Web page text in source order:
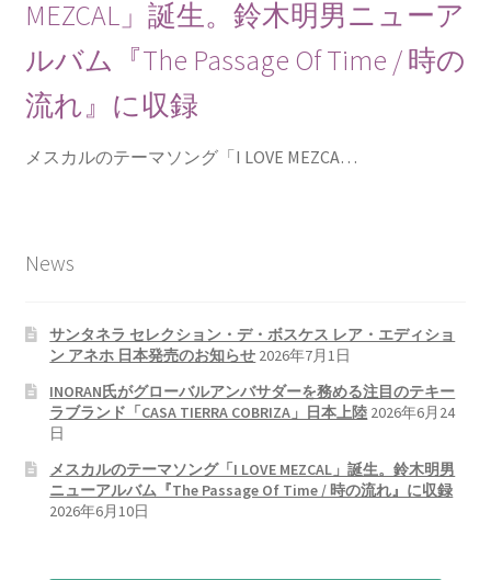
MEZCAL」誕生。鈴木明男ニューア
ルバム『The Passage Of Time / 時の
流れ』に収録
メスカルのテーマソング「I LOVE MEZCA…
News
サンタネラ セレクション・デ・ボスケス レア・エディショ
ン アネホ 日本発売のお知らせ 2026年7月1日
INORAN氏がグローバルアンバサダーを務める注目のテキー
ラブランド「CASA TIERRA COBRIZA」日本上陸 2026年6月24
日
メスカルのテーマソング「I LOVE MEZCAL」誕生。鈴木明男
ニューアルバム『The Passage Of Time / 時の流れ』に収録
2026年6月10日